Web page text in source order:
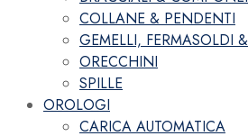
COLLANE & PENDENTI
GEMELLI, FERMASOLDI
ORECCHINI
SPILLE
OROLOGI
CARICA AUTOMATICA